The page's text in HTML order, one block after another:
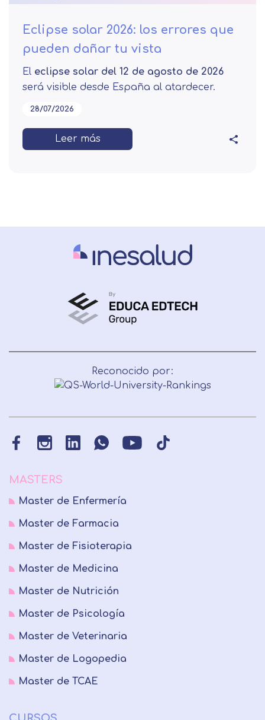
Eclipse solar 2026: los errores que
pueden dañar tu vista
El eclipse solar del 12 de agosto de 2026
será visible desde España al atardecer.
28/07/2026
Leer más
Reconocido por:
MASTERS
Master de Enfermería
Master de Farmacia
Master de Fisioterapia
Master de Medicina
Master de Nutrición
Master de Psicología
Master de Veterinaria
Master de Logopedia
Master de TCAE